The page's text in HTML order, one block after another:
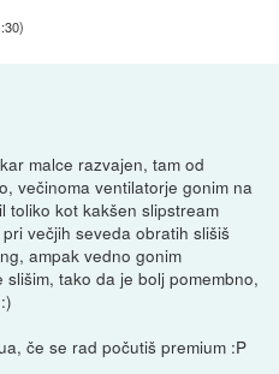
)
malce razvajen, tam od
večinoma ventilatorje gonim na
toliko kot kakšen slipstream
večjih seveda obratih slišiš
ampak vedno gonim
tako da je bolj pomembno,
če se rad počutiš premium :P